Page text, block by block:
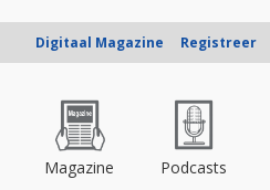
Digitaal Magazine Registreer
Magazine Podcasts